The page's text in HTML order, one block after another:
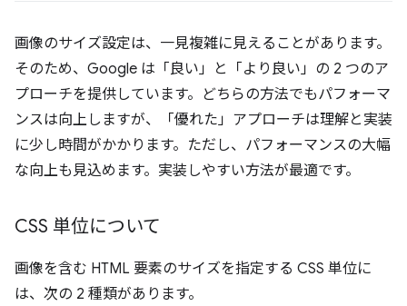
画像のサイズ設定は、一見複雑に見えることがあります。
そのため、Google は「良い」と「より良い」の 2 つのア
プローチを提供しています。どちらの方法でもパフォーマ
ンスは向上しますが、「優れた」アプローチは理解と実装
に少し時間がかかります。ただし、パフォーマンスの大幅
な向上も見込めます。実装しやすい方法が最適です。
CSS 単位について
画像を含む HTML 要素のサイズを指定する CSS 単位に
は、次の 2 種類があります。